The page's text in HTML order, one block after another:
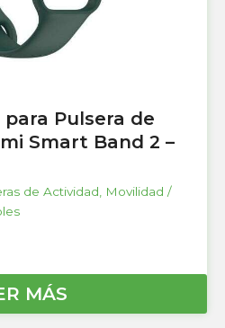
Pulsera de
Smart Band 2 –
de Actividad
Movilidad /
MÁS